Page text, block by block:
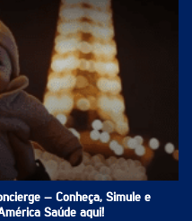
– Conheça, Simule e
Saúde aqui!